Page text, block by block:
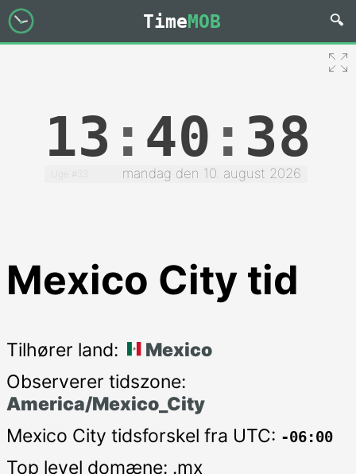
TimeMOB
13 : 40 : 38
Uge #33 mandag den 10. august 2026
Mexico City tid
Tilhører land:
Mexico
Observerer tidszone:
America/Mexico_City
Mexico City tidsforskel fra UTC: -06:00
Top level domæne: .mx